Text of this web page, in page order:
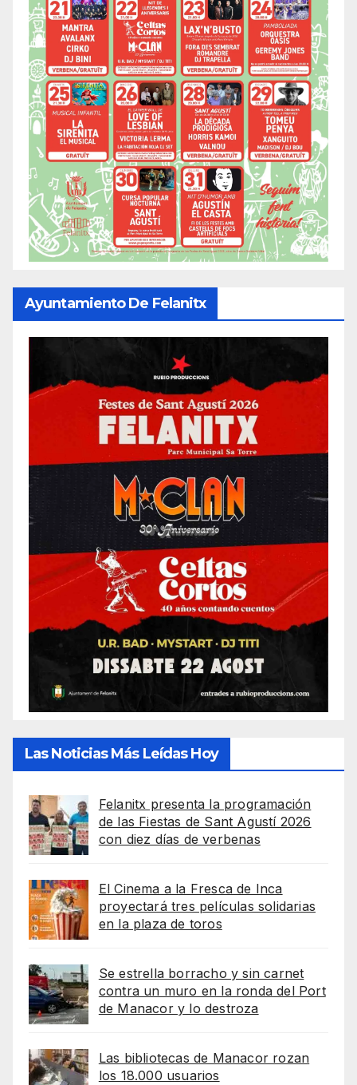
Ayuntamiento De Felanitx
Las Noticias Más Leídas Hoy
Felanitx presenta la programación
de las Fiestas de Sant Agustí 2026
con diez días de verbenas
El Cinema a la Fresca de Inca
proyectará tres películas solidarias
en la plaza de toros
Se estrella borracho y sin carnet
contra un muro en la ronda del Port
de Manacor y lo destroza
Las bibliotecas de Manacor rozan
los 18.000 usuarios